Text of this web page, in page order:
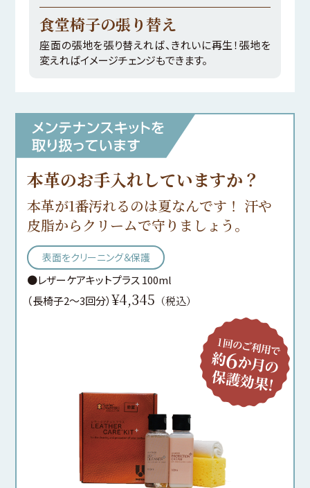
食堂椅子の張り替え
座面の張地を張り替えれば、きれいに再生！張地を
変えればイメージチェンジもできます。
本革のお手入れしていますか？
本革が1番汚れるのは夏なんです！ 汗や
皮脂からクリームで守りましょう。
表面をクリーニング＆保護
●レザーケアキットプラス 100ml
（長椅子2〜3回分） ¥4,345 （税込）